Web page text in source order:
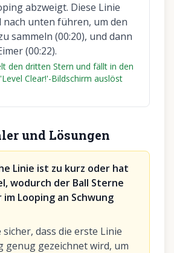
abzweigt. Diese Linie
nach unten führen, um den
sammeln (00:20), und dann
(00:22).
den dritten Stern und fällt in den
Clear!'-Bildschirm auslöst
und Lösungen
Linie ist zu kurz oder hat
wodurch der Ball Sterne
Looping an Schwung
sicher, dass die erste Linie
genug gezeichnet wird, um